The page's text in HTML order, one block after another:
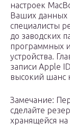
настроек
Ваших данных
специалисты
до заводских
программных
устройства.
записи Apple
высокий шанс
Замечание:
сделайте
хранящейся на